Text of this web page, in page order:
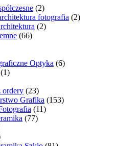
(2)
fotografia (2)
(2)
(66)
Optyka (6)
(1)
ordery (23)
Grafika (153)
(11)
(77)